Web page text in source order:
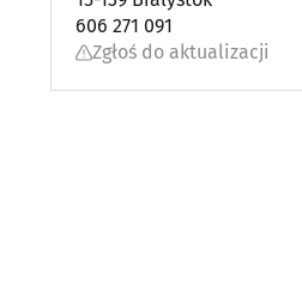
606 271 091
Zgłoś do aktualizacji